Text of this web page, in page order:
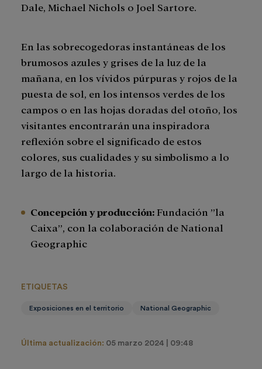
Dale, Michael Nichols o Joel Sartore.
En las sobrecogedoras instantáneas de los
brumosos azules y grises de la luz de la
mañana, en los vívidos púrpuras y rojos de la
puesta de sol, en los intensos verdes de los
campos o en las hojas doradas del otoño, los
visitantes encontrarán una inspiradora
reflexión sobre el significado de estos
colores, sus cualidades y su simbolismo a lo
largo de la historia.
Concepción y producción:Fundación ”la
Caixa”, con la colaboración de National
Geographic
ETIQUETAS
Exposiciones en el territorio National Geographic
Última actualización: 05 marzo 2024 | 09:48